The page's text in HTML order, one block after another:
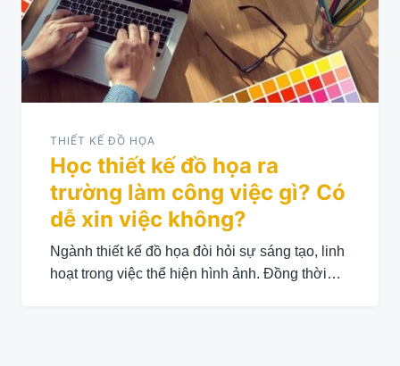
THIẾT KẾ ĐỒ HỌA
Học thiết kế đồ họa ra
trường làm công việc gì? Có
dễ xin việc không?
Ngành thiết kế đồ họa đòi hỏi sự sáng tạo, linh
hoạt trong việc thể hiện hình ảnh. Đồng thời…